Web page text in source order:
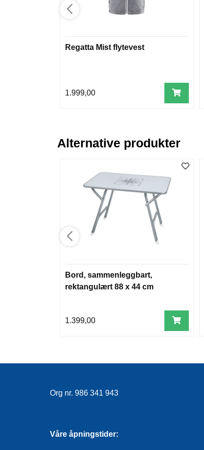
Regatta Mist flytevest
1.999,00
Alternative produkter
Bord, sammenleggbart,
rektangulært 88 x 44 cm
1.399,00
Org nr. 986 341 943
Våre åpningstider: